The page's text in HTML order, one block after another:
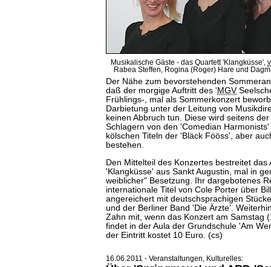
Musikalische Gäste - das Quartett 'Klangküsse',
Rabea Steffen, Rogina (Roger) Hare und
Der Nähe zum bevorstehenden
daß der morgige Auftritt des ' MGV
Frühlings-, mal als Sommerkonzert
Darbietung unter der Leitung von
keinen Abbruch tun. Diese wird seitens
Schlagern von den 'Comedian
kölschen Titeln der 'Bläck Fööss', aber
bestehen.
Den Mittelteil des Konzertes bestreitet das
'Klangküsse' aus Sankt Augustin, mal in
weiblicher" Besetzung. Ihr dargebotenes
internationale Titel von Cole Porter über
angereichert mit deutschsprachigen
und der Berliner Band 'Die Ärzte'.
Zahn mit, wenn das Konzert am Samstag
findet in der Aula der Grundschule 'Am
der Eintritt kostet 10 Euro. (cs)
16.06.2011 - Veranstaltungen, Kulturelles: